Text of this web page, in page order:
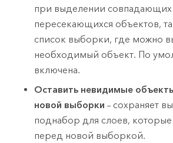
при выделении совпадающих
пересекающихся объектов,
список выборки, где можно
необходимый объект. По
включена.
Оставить невидимые
новой выборки – сохраняет
поднабор для слоев,
перед новой выборкой.